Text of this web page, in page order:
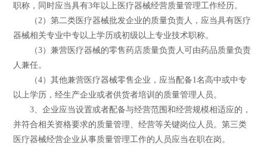
职称，同时应当具有3年以上医疗器械经营质量管理工作经历。
（2）第二类医疗器械批发企业的质量负责人，应当具有医疗
器械相关专业中专以上学历或初级以上专业技术职称。
（3）兼营医疗器械的零售药店质量负责人可由药品质量负责
人兼任。
（4）其他兼营医疗器械零售企业，应当配备1名高中或中专
以上学历，经生产企业或者供货者培训的质量管理人员。
3、企业应当设置或者配备与经营范围和经营规模相适应的，
并符合相关资格要求的质量管理、经营等关键岗位人员。第三类
医疗器械经营企业从事质量管理工作的人员应当在职在岗。